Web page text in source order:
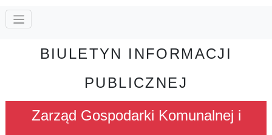
BIULETYN INFORMACJI
PUBLICZNEJ
Zarząd Gospodarki Komunalnej i